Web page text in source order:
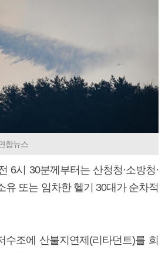
합뉴스
6시 30분께부터는 산청청·소방청·
유 또는 임차한 헬기 30대가 순차적
수조에 산불지연제(리타던트)를 희